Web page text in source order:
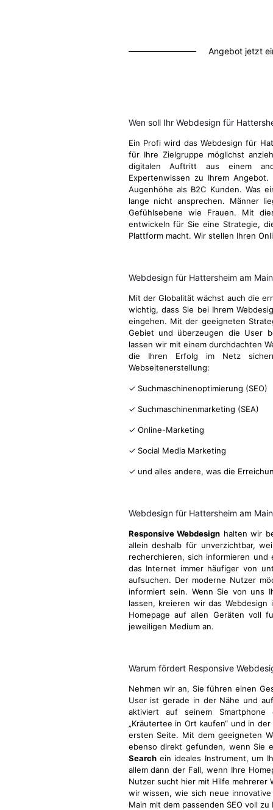
Angebot jetzt
Wen soll Ihr Webdesign für
Ein Profi wird das Webdesign für
für Ihre Zielgruppe möglichst
digitalen Auftritt aus einem
Expertenwissen zu Ihrem
Augenhöhe als B2C Kunden. Was
lange nicht ansprechen. Männer
Gefühlsebene wie Frauen. Mit
entwickeln für Sie eine Strategie,
Plattform macht. Wir stellen Ihren
Webdesign für Hattersheim am
Mit der Globalität wächst auch die
wichtig, dass Sie bei Ihrem
eingehen. Mit der geeigneten
Gebiet und überzeugen die User
lassen wir mit einem durchdachten
die Ihren Erfolg im Netz
Webseitenerstellung:
✓ Suchmaschinenoptimierung (SEO)
✓ Suchmaschinenmarketing (SEA)
✓ Online-Marketing
✓ Social Media Marketing
✓ und alles andere, was die
Webdesign für Hattersheim am
Responsive Webdesign halten wir
allein deshalb für unverzichtbar,
recherchieren, sich informieren
das Internet immer häufiger von
aufsuchen. Der moderne Nutzer
informiert sein. Wenn Sie von uns
lassen, kreieren wir das Webdesign
Homepage auf allen Geräten voll
jeweiligen Medium an.
Warum fördert Responsive
Nehmen wir an, Sie führen einen
User ist gerade in der Nähe und
aktiviert auf seinem
„Kräutertee in Ort kaufen“ und in
ersten Seite. Mit dem geeigneten
ebenso direkt gefunden, wenn Sie
Searchein ideales Instrument, um
allem dann der Fall, wenn Ihre
Nutzer sucht hier mit Hilfe mehrerer
wir wissen, wie sich neue
Main mit dem passenden SEO voll